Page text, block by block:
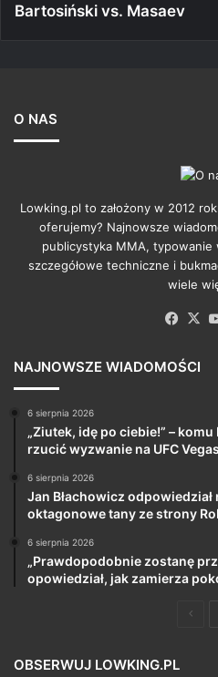
Bartosiński vs. Masaev
O NAS
Lowking.pl to założony w 2012
oferujemy? Najnowsze
publicystyka MMA, typowanie
szczegółowe techniczne i
wiele
X
NAJNOWSZE WIADOMOŚCI
6 sierpnia 2026
„Ziutek, idę po ciebie!” –
rzucić wyzwanie na UFC
6 sierpnia 2026
Jan Błachowicz
oktagonowe tany ze strony
6 sierpnia 2026
„Prawdopodobnie zostanę
opowiedział, jak zamierza
OBSERWUJ LOWKING.PL